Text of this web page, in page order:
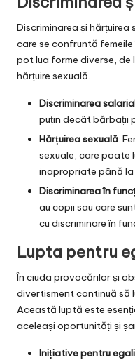
Discriminarea și
care se confruntă
pot lua forme diverse, de
hărțuire sexuală.
Discriminarea
puțin decât bărbații
Hărțuirea sexuală:
sexuale, care poate
inapropriate până
Discriminarea în
au copii sau care
cu discriminare în
Lupta pentru
În ciuda provocărilor și
divertisment continuă să
Această luptă este
aceleași oportunități și
Inițiative pentru